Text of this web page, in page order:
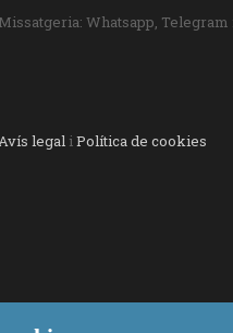
Missatgeria: Whatsapp, Telegram
legaliPolítica de cookies